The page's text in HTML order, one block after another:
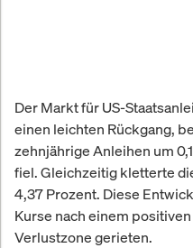
Der Markt für US-
einen leichten Rückgang,
zehnjährige Anleihen um
fiel. Gleichzeitig kletterte
4,37 Prozent. Diese
Kurse nach einem
Verlustzone gerieten.